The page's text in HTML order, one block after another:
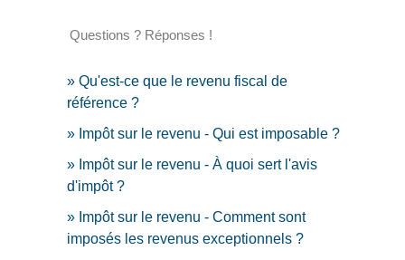
Questions ? Réponses !
Qu'est-ce que le revenu fiscal de
référence ?
Impôt sur le revenu - Qui est imposable ?
Impôt sur le revenu - À quoi sert l'avis
d'impôt ?
Impôt sur le revenu - Comment sont
imposés les revenus exceptionnels ?